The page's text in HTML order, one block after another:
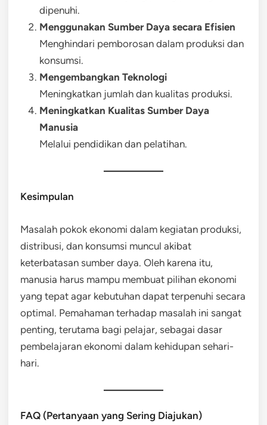
dipenuhi.
Menggunakan Sumber Daya secara Efisien
Menghindari pemborosan dalam produksi dan
konsumsi.
Mengembangkan Teknologi
Meningkatkan jumlah dan kualitas produksi.
Meningkatkan Kualitas Sumber Daya
Manusia
Melalui pendidikan dan pelatihan.
Kesimpulan
Masalah pokok ekonomi dalam kegiatan produksi,
distribusi, dan konsumsi muncul akibat
keterbatasan sumber daya. Oleh karena itu,
manusia harus mampu membuat pilihan ekonomi
yang tepat agar kebutuhan dapat terpenuhi secara
optimal. Pemahaman terhadap masalah ini sangat
penting, terutama bagi pelajar, sebagai dasar
pembelajaran ekonomi dalam kehidupan sehari-
hari.
FAQ (Pertanyaan yang Sering Diajukan)